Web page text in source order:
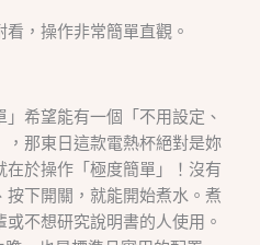
，操作非常簡單直觀。
希望能有一個「不用設定、
那東日這款電熱杯絕對是妳
於操作「極度簡單」！沒有
下開關，就能開始煮水。煮
不想研究說明書的人使用。